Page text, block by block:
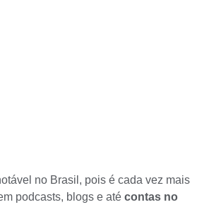
no Brasil, pois é cada vez mais
podcasts, blogs e até contas no